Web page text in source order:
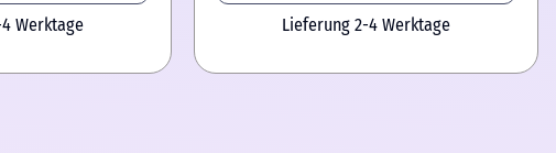
Werktage Lieferung 2-4 Werktage